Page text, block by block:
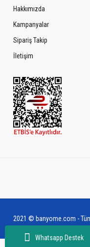
Whatsapp Destek
Hakkımızda
Kampanyalar
Sipariş Takip
İletişim
2021 © banyome.com -